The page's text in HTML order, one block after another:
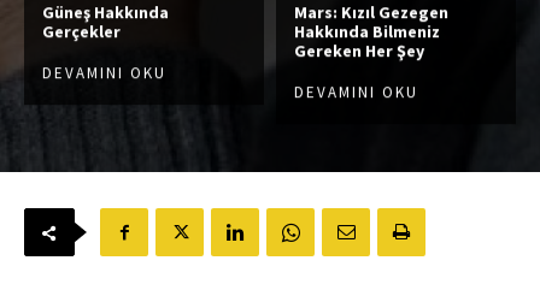
Güneş Hakkında
Gerçekler
DEVAMINI OKU
Mars: Kızıl Gezegen
Hakkında Bilmeniz
Gereken Her Şey
DEVAMINI OKU